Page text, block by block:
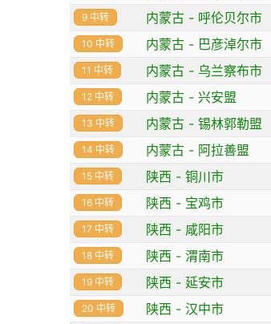
9 中转 内蒙古 - 呼伦贝尔市
10 中转 内蒙古 - 巴彦淖尔市
11 中转 内蒙古 - 乌兰察布市
12 中转 内蒙古 - 兴安盟
13 中转 内蒙古 - 锡林郭勒盟
14 中转 内蒙古 - 阿拉善盟
15 中转 陕西 - 铜川市
16 中转 陕西 - 宝鸡市
17 中转 陕西 - 咸阳市
18 中转 陕西 - 渭南市
19 中转 陕西 - 延安市
20 中转 陕西 - 汉中市